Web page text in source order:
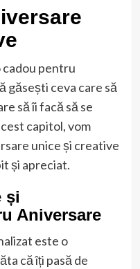
cadou pentru
găsești ceva care să
să îi facă să se
capitol, vom
unice și creative
și apreciat.
și
Aniversare
este o
că îți pasă de